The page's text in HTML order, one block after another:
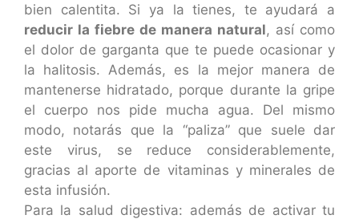
bien calentita. Si ya la tienes, te ayudará a
reducir la fiebre de manera natural, así como
el dolor de garganta que te puede ocasionar y
la halitosis. Además, es la mejor manera de
mantenerse hidratado, porque durante la gripe
el cuerpo nos pide mucha agua. Del mismo
modo, notarás que la “paliza” que suele dar
este virus, se reduce considerablemente,
gracias al aporte de vitaminas y minerales de
esta infusión.
Para la salud digestiva: además de activar tu